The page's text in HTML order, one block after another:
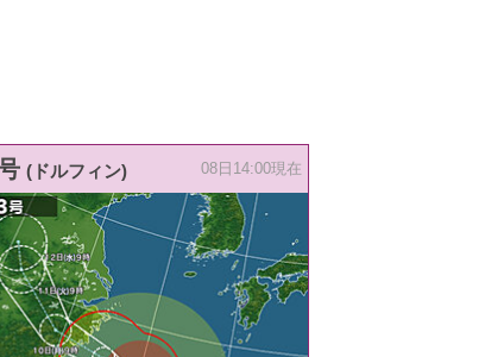
(ドルフィン) 08日14:00現在